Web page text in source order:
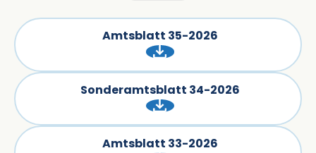
Amtsblatt 35-2026
Sonderamtsblatt 34-2026
Amtsblatt 33-2026